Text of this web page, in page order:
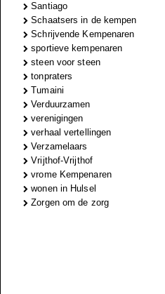
Santiago
Schaatsers in de kempen
Schrijvende Kempenaren
sportieve kempenaren
steen voor steen
tonpraters
Tumaini
Verduurzamen
verenigingen
verhaal vertellingen
Verzamelaars
Vrijthof-Vrijthof
vrome Kempenaren
wonen in Hulsel
Zorgen om de zorg